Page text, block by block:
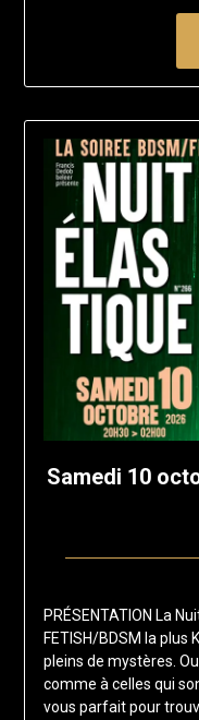
Samedi 10
PRÉSENTATION La
FETISH/BDSM la plus
pleins de mystères.
comme à celles qui
vous parfait pour